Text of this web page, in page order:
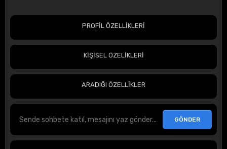
PROFİL ÖZELLİKLERİ
KİŞİSEL ÖZELİKLERİ
ARADIĞI ÖZELLİKLER